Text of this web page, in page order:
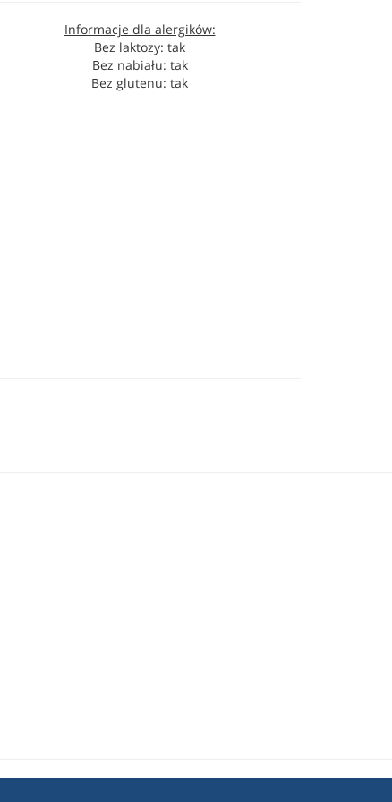
Informacje dla alergików:
Bez laktozy: tak
Bez nabiału: tak
Bez glutenu: tak